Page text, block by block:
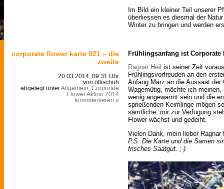
Im Bild ein kleiner Teil unserer
überliessen es diesmal der
Winter zu bringen und werden
corporate flower karte 021 – die
zweite
20.03.2014, 09:31 Uhr
von ollischuh
abgelegt unterAllgemein Corporate
Flower Aktion 2014
kommentieren »
Frühlingsanfang ist Corporate
Ragnar Heil ist seiner Zeit
Frühlingsvorfreuden an den
Anfang März an die Aussaat der
Wagemütig, möchte ich
wenig angewärmt sein und die
sprießenden Keimlinge mögen
sämtliche, mir zur Verfügung
Flower wächst und gedeiht.
Vielen Dank, mein lieber
P.S. Die Karte und die Samen
frisches Saatgut. ;-)